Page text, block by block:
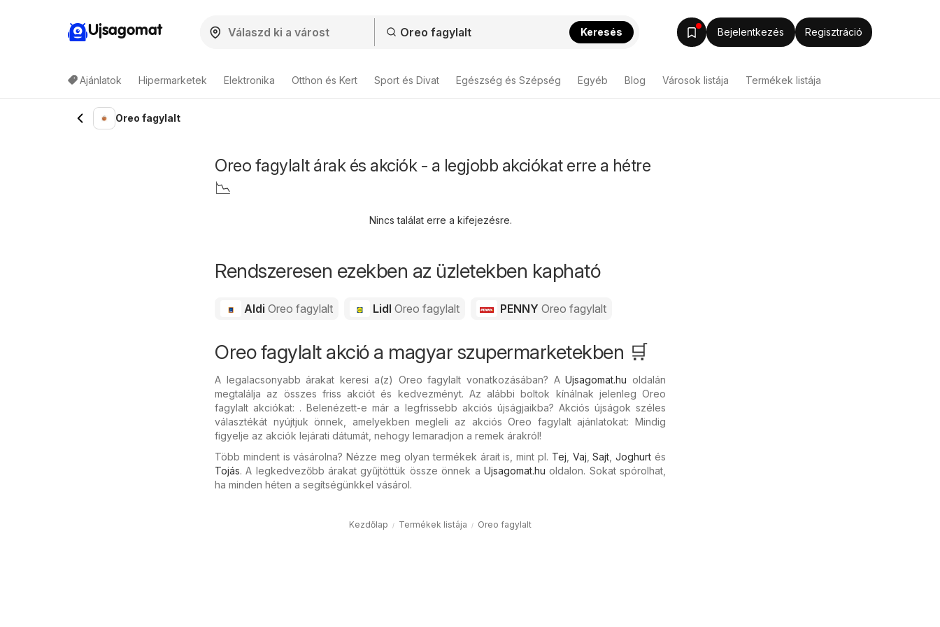
Ujsagomat Keresés Bejelentkezés Regisztráció
Ajánlatok Hipermarketek Elektronika Otthon és Kert Sport és Divat Egészség és Szépség Egyéb Blog Városok listája Termékek listája
Oreo fagylalt
Oreo fagylalt árak és akciók - a legjobb akciókat erre a hétre
📉
Nincs találat erre a kifejezésre.
Rendszeresen ezekben az üzletekben kapható
Aldi Oreo fagylalt LidlOreo fagylalt PENNYOreo fagylalt
Oreo fagylalt akció a magyar szupermarketekben 🛒
A legalacsonyabb árakat keresi a(z) Oreo fagylalt vonatkozásában? AUjsagomat.hu oldalán
megtalálja az összes friss akciót és kedvezményt. Az alábbi boltok kínálnak jelenleg Oreo
fagylalt akciókat: . Belenézett-e már a legfrissebb akciós újságjaikba? Akciós újságok széles
választékát nyújtjuk önnek, amelyekben megleli az akciós Oreo fagylalt ajánlatokat: Mindig
figyelje az akciók lejárati dátumát, nehogy lemaradjon a remek árakról!
Több mindent is vásárolna? Nézze meg olyan termékek árait is, mint pl. Tej Vaj ,Sajt ,Joghurt és
Tojás. A legkedvezőbb árakat gyűjtöttük össze önnek a Ujsagomat.hu oldalon. Sokat spórolhat,
ha minden héten a segítségünkkel vásárol.
Kezdőlap Termékek listája Oreo fagylalt